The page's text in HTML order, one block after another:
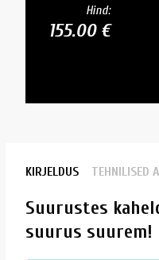
Hind:
155.00 €
KIRJELDUS TEHNILISED
Suurustes
suurus suurem!